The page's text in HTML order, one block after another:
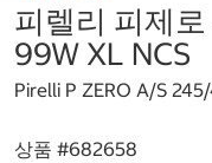
피렐리 피제
99W XL NCS
Pirelli P ZERO A/S
상품 #682658